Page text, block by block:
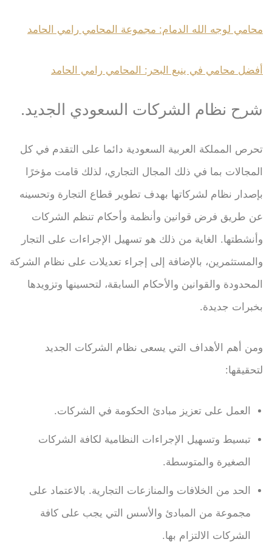
محامي لوجه الله الدمام: مجموعة المحامي رامي الحامد
أفضل محامي في ينبع البحر: المحامي رامي الحامد
شرح نظام الشركات السعودي الجديد.
تحرص المملكة العربية السعودية دائما على التقدم في كل
المجالات بما في ذلك المجال التجاري، لذلك قامت مؤخرًا
بإصدار نظام لشركاتها بهدف تطوير قطاع التجارة وتحسينه
عن طريق فرض قوانين وأنظمة وأحكام تنظم الشركات
وأنشطتها. الغاية من ذلك هو تسهيل الإجراءات على التجار
والمستثمرين، بالإضافة إلى إجراء تعديلات على نظام الشركة
المحدودة والقوانين والأحكام السابقة، لتحسينها وتزويدها
بخبرات جديدة.
ومن أهم الأهداف التي يسعى نظام الشركات الجديد
لتحقيقها:
العمل على تعزيز مبادئ الحكومة في الشركات.
تبسيط وتسهيل الإجراءات النظامية لكافة الشركات
الصغيرة والمتوسطة.
الحد من الخلافات والمنازعات التجارية. بالاعتماد على
مجموعة من المبادئ والأسس التي يجب على كافة
الشركات الالتزام بها.